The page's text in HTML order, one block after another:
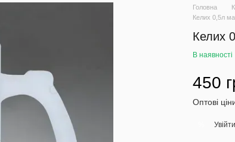
Головна
Келих 0,5л
Келих
В наявності
450
Оптові
Увійти